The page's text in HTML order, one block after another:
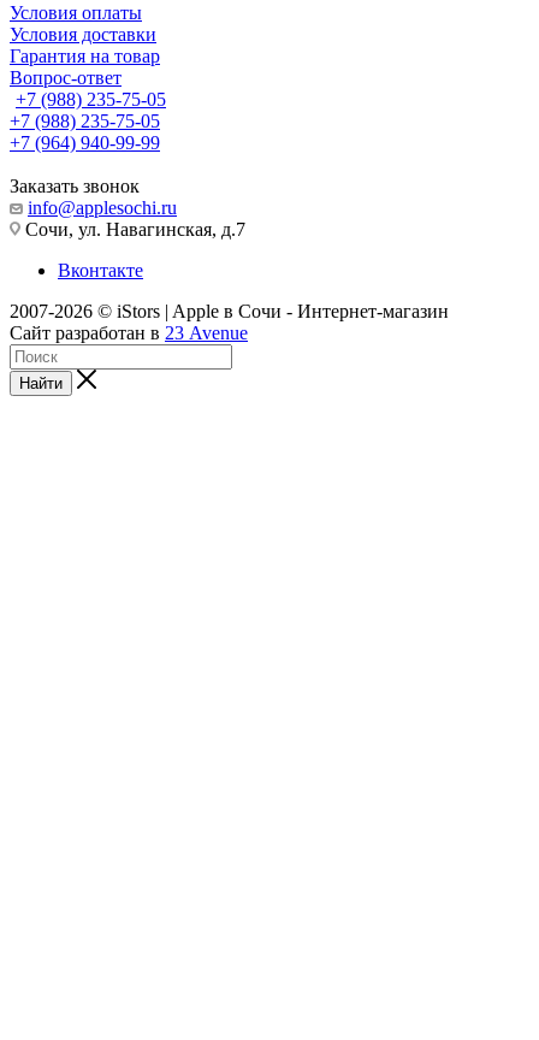
Условия оплаты
Условия доставки
Гарантия на товар
Вопрос-ответ
+7 (988) 235-75-05
+7 (988) 235-75-05
+7 (964) 940-99-99
Заказать звонок
info@applesochi.ru
Сочи, ул. Навагинская, д.7
Вконтакте
2007-2026 © iStors | Apple в Сочи - Интернет-магазин
Сайт разработан в 23 Avenue
Найти